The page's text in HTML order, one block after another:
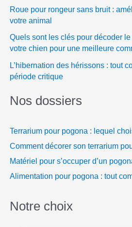
Roue pour rongeur sans bruit :
votre animal
Quels sont les clés pour décoder
votre chien pour une meilleure
L’hibernation des hérissons : tout
période critique
Nos dossiers
Terrarium pour pogona : lequel
Comment décorer son terrarium
Matériel pour s’occuper d’un
Alimentation pour pogona : tout
Notre choix